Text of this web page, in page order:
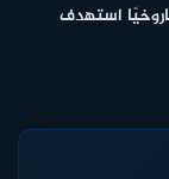
استهدف